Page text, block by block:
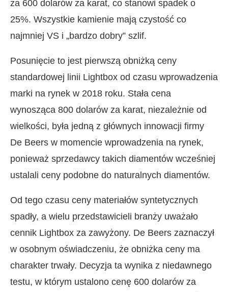
za 600 dolarów za karat, co stanowi spadek o
25%. Wszystkie kamienie mają czystość co
najmniej VS i „bardzo dobry” szlif.
Posunięcie to jest pierwszą obniżką ceny
standardowej linii Lightbox od czasu wprowadzenia
marki na rynek w 2018 roku. Stała cena
wynosząca 800 dolarów za karat, niezależnie od
wielkości, była jedną z głównych innowacji firmy
De Beers w momencie wprowadzenia na rynek,
ponieważ sprzedawcy takich diamentów wcześniej
ustalali ceny podobne do naturalnych diamentów.
Od tego czasu ceny materiałów syntetycznych
spadły, a wielu przedstawicieli branży uważało
cennik Lightbox za zawyżony. De Beers zaznaczył
w osobnym oświadczeniu, że obniżka ceny ma
charakter trwały. Decyzja ta wynika z niedawnego
testu, w którym ustalono cenę 600 dolarów za